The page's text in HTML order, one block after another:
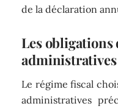
de la déclaration
Les obligations
administratives
Le régime fiscal
administratives